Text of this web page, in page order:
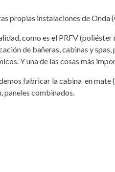
propias instalaciones de Onda
como es el PRFV
de bañeras, cabinas y
Y una de las cosas más
fabricar la cabina en mate
paneles combinados.